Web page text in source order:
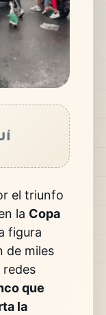
el triunfo
la Copa
figura
de miles
redes
que
la